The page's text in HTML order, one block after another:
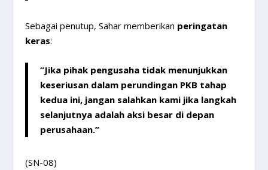
Sebagai penutup, Sahar memberikan peringatan
keras:
“Jika pihak pengusaha tidak menunjukkan
keseriusan dalam perundingan PKB tahap
kedua ini, jangan salahkan kami jika langkah
selanjutnya adalah aksi besar di depan
perusahaan.”
(SN-08)